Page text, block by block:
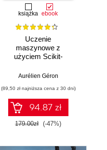
książka ebook
Uczenie
maszynowe z
użyciem Scikit-
TensorFlow.
Aurélien Géron
(89,50 zł najniższa cena z 30 dni)
94.87 zł
179.00zł (-47%)